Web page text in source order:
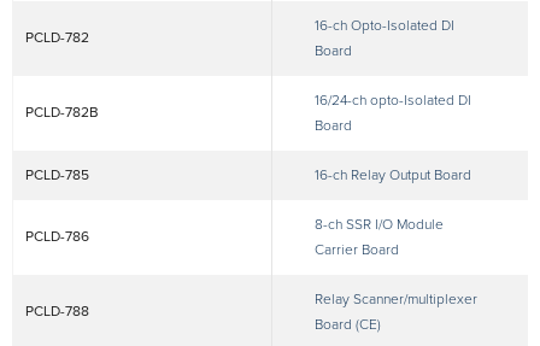
PCLD-782
16-ch Opto-Isolated DI
Board
PCLD-782B
16/24-ch opto-Isolated DI
Board
PCLD-785 16-ch Relay Output Board
PCLD-786
8-ch SSR I/O Module
Carrier Board
PCLD-788
Relay Scanner/multiplexer
Board (CE)